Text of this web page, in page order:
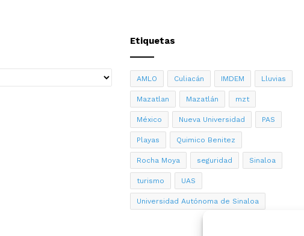
Etiquetas
AMLO Culiacán IMDEM Lluvias
Mazatlan Mazatlán mzt
México Nueva Universidad PAS
Playas Quimico Benitez
Rocha Moya seguridad Sinaloa
turismo UAS
Universidad Autónoma de Sinaloa